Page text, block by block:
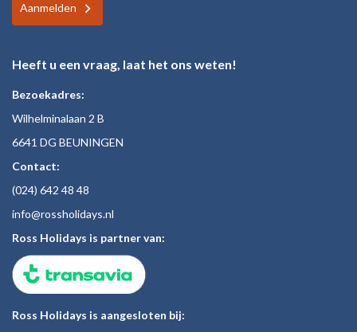
Aanmelden
Heeft u een vraag, laat het ons weten!
Bezoekadres:
Wilhelminalaan 2 B
6641 DG BEUNINGEN
Contact:
(024) 642 48 48
info@rossholidays.nl
Ross Holidays is partner van:
Ross Holidays is aangesloten bij: